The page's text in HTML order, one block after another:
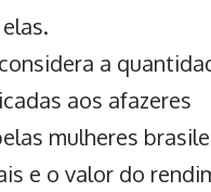
a
aos afazeres
mulheres
e o valor do